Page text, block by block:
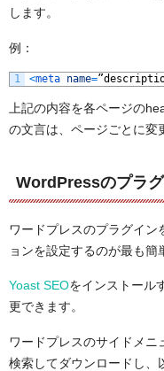
します。
例：
1 <meta name=”
上記の内容を各ページの
の文言は、ページごとに変
WordPressのプラ
ワードプレスのプラグイン
ョンを設定するのが最も簡
Yoast SEOをインストール
更できます。
ワードプレスのサイドメニ
検索してダウンロードし、